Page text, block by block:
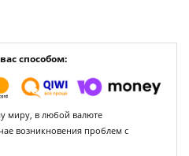
способом:
миру, в любой валюте
возникновения проблем с